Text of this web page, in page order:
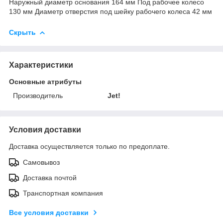
Наружный диаметр основания 164 мм Под рабочее колесо
130 мм Диаметр отверстия под шейку рабочего колеса 42 мм
Скрыть
Характеристики
Основные атрибуты
Производитель
Jet!
Условия доставки
Доставка осуществляется только по предоплате.
Самовывоз
Доставка почтой
Транспортная компания
Все условия доставки